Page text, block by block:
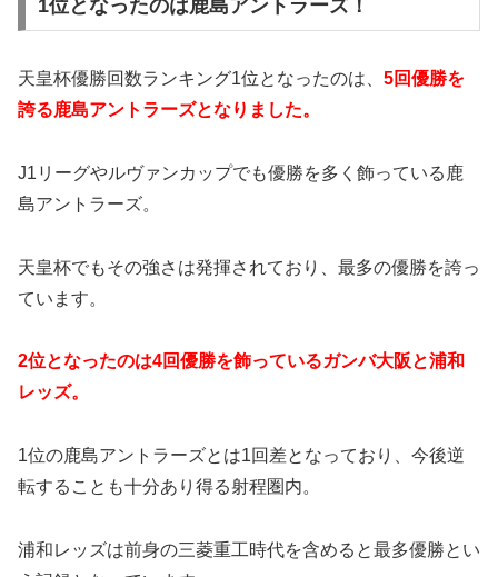
1位となったのは鹿島アントラーズ！
天皇杯優勝回数ランキング1位となったのは、 5回優勝を
誇る鹿島アントラーズとなりました。
J1リーグやルヴァンカップでも優勝を多く飾っている鹿
島アントラーズ。
天皇杯でもその強さは発揮されており、最多の優勝を誇っ
ています。
2位となったのは4回優勝を飾っているガンバ大阪と浦和
レッズ。
1位の鹿島アントラーズとは1回差となっており、今後逆
転することも十分あり得る射程圏内。
浦和レッズは前身の三菱重工時代を含めると最多優勝とい